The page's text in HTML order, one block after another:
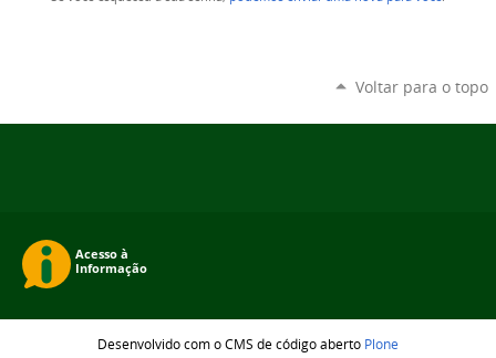
Voltar para o topo
Desenvolvido com o CMS de código aberto Plone